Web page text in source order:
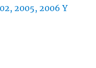
2005, 2006 Y